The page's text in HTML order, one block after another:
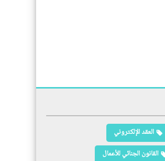
العقد الإلكتروني
القانون الجنائي للأعمال